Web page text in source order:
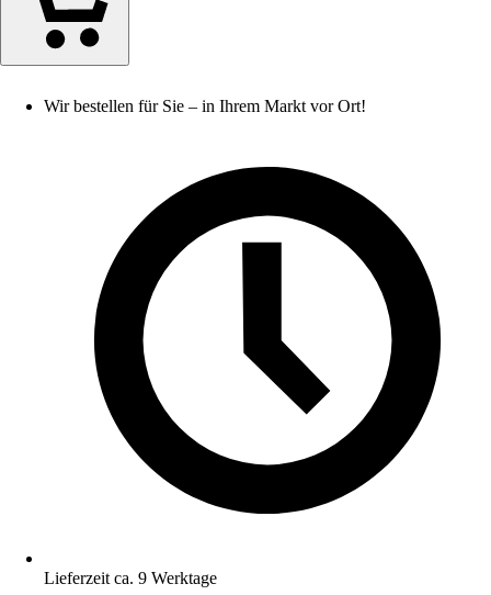
Wir bestellen für Sie – in Ihrem Markt vor Ort!
Lieferzeit ca. 9 Werktage